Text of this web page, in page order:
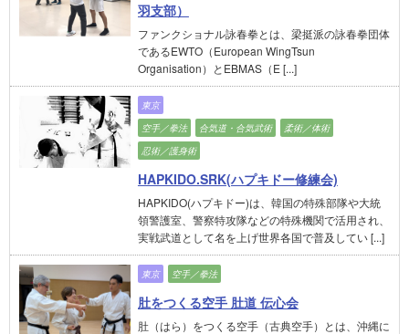
羽支部）
ファンクショナル詠春拳とは、梁挺派の詠春拳団体
であるEWTO（European WingTsun
Organisation）とEBMAS（E [...]
東京
空手／拳法
合気道・合気武術
柔術／体術
忍術／護身術
HAPKIDO.SRK(ハプキドー修練会)
HAPKIDO(ハプキドー)は、韓国の特殊部隊や大統
領警護室、警察特攻隊などの特殊機関で活用され、
実戦武道として名を上げ世界各国で普及してい [...]
東京 空手／拳法
肚をつくる空手 肚道 伝心会
肚（はら）をつくる空手（古典空手）とは、沖縄に